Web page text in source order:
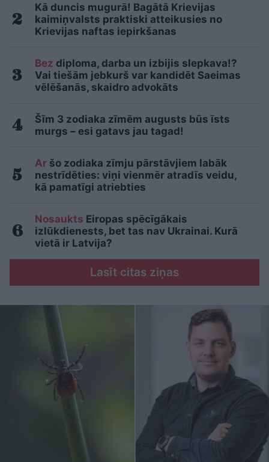
Kā duncis mugurā! Bagātā Krievijas
kaimiņvalsts praktiski atteikusies no
Krievijas naftas iepirkšanas
Bez diploma, darba un izbijis slepkava!?
Vai tiešām jebkurš var kandidēt Saeimas
vēlēšanās, skaidro advokāts
Šīm 3 zodiaka zīmēm augusts būs īsts
murgs – esi gatavs jau tagad!
Ar šo zodiaka zīmju pārstāvjiem labāk
nestrīdēties: viņi vienmēr atradīs veidu,
kā pamatīgi atriebties
Nosaukts Eiropas spēcīgākais
izlūkdienests, bet tas nav Ukrainai. Kurā
vietā ir Latvija?
Lasīt citas ziņas